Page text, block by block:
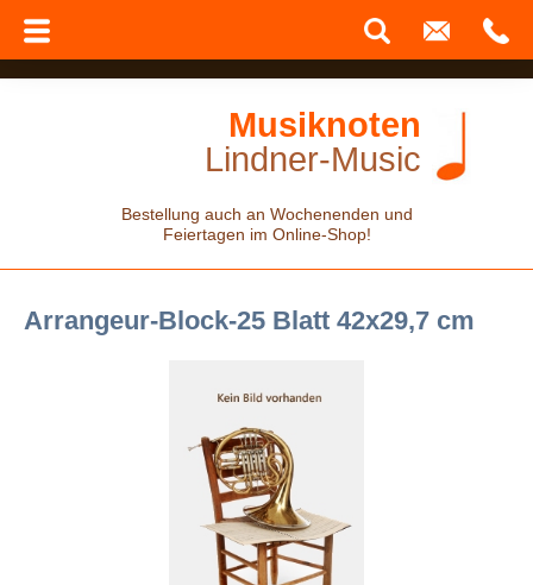
Musiknoten
Lindner-Music
Bestellung auch an Wochenenden und
Feiertagen im Online-Shop!
Arrangeur-Block-25 Blatt 42x29,7 cm